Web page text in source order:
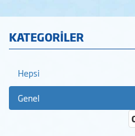
KATEGORİLER
Hepsi
Genel